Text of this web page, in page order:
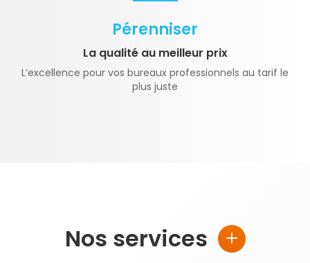
Pérenniser
La qualité au meilleur prix
L’excellence pour vos bureaux professionnels au tarif le
plus juste
Nos services